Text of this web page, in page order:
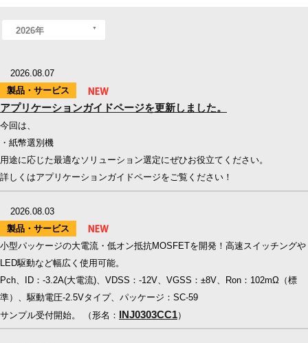
2026年
2026.08.07
製品・サービス
アプリケーションガイドページを更新しました。
今回は、
・紙幣選別機
用途に応じた最適なソリューション選定にぜひお役立てください。
詳しくはアプリケーションガイドページをご覧ください！
2026.08.03
製品・サービス
小型パッケージの大電流・低オン抵抗MOSFETを開発！高速スイッチングや
LED駆動など幅広く使用可能。
Pch、ID：-3.2A(大電流)、VDSS：-12V、VGSS：±8V、Ron：102mΩ（標
準）、駆動電圧-2.5Vタイプ、パッケージ：SC-59
サンプル受付開始。 （形名： INJ0303CC1）